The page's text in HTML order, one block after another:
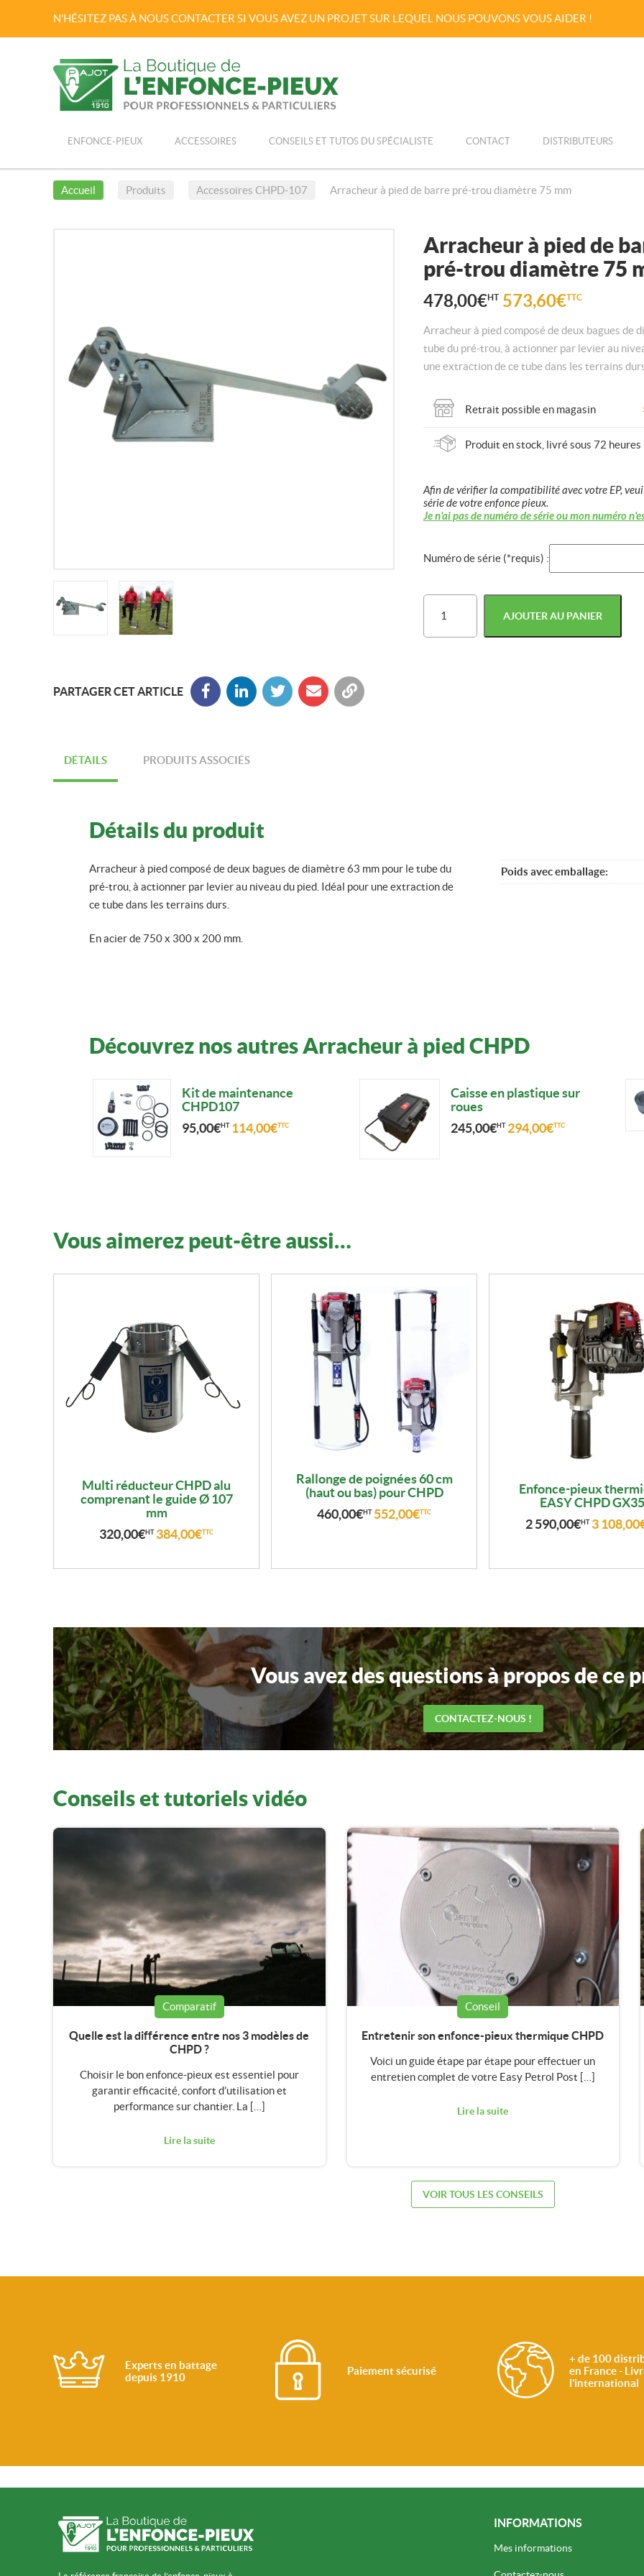
N'HÉSITEZ PAS À NOUS CONTACTER SI VOUS AVEZ UN PROJET SUR LEQUEL NOUS POUVONS VOUS AIDER !
au
ENFONCE-PIEUX ACCESSOIRES CONSEILS ET TUTOS DU SPÉCIALISTE CONTACT DISTRIBUTEURS
Accueil Produits Accessoires CHPD-107 Arracheur à pied de barre pré-trou diamètre 75 mm
Arracheur à pied de
pré-trou diamètre 75
478,00€HT 573,60€TTC
Arracheur à pied composé de deux bagues de
tube du pré-trou, à actionner par levier au
une extraction de ce tube dans les terrains
Retrait possible en magasin
Produit en stock, livré sous 72 heures
Afin de vérifier la compatibilité avec votre EP,
série de votre enfonce pieux.
Je n'ai pas de numéro de série ou mon numéro
Numéro de série (*requis) :
quantité
Arracheur
AJOUTER AU PANIER
PARTAGER CET ARTICLE
DÉTAILS PRODUITS ASSOCIÉS
Détails du produit
Arracheur à pied composé de deux bagues de diamètre 63 mm pour le tube du
pré-trou, à actionner par levier au niveau du pied. Idéal pour une extraction de
ce tube dans les terrains durs.
En acier de 750 x 300 x 200 mm.
Poids avec emballage
Découvrez nos autres Arracheur à pied CHPD
Kit de maintenance
CHPD107
95,00€HT 114,00€TTC
Caisse en plastique sur
roues
245,00€HT 294,00€TTC
Vous aimerez peut-être aussi…
Multi réducteur CHPD alu
comprenant le guide Ø 107
mm
320,00€HT 384,00€TTC
Rallonge de poignées 60 cm
(haut ou bas) pour CHPD
460,00€HT 552,00€TTC
Enfonce-pieux
EASY CHPD GX35
2 590,00€HT 3 108,00
Vous avez des questions à propos de ce
CONTACTEZ-NOUS !
Conseils et tutoriels vidéo
Comparatif
Quelle est la différence entre nos 3 modèles de
CHPD ?
Choisir le bon enfonce-pieux est essentiel pour
garantir efficacité, confort d’utilisation et
performance sur chantier. La […]
Lire la suite
Conseil
Entretenir son enfonce-pieux thermique CHPD
Voici un guide étape par étape pour effectuer un
entretien complet de votre Easy Petrol Post […]
Lire la suite
VOIR TOUS LES CONSEILS
Experts en battage
depuis 1910
Paiement sécurisé
+ de 100
en France -
l’international
INFORMATIONS
Mes informations